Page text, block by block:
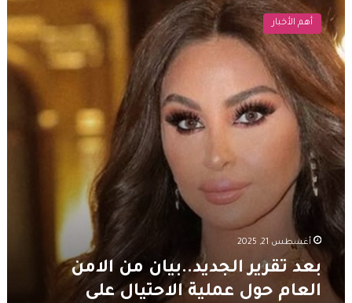
تقرير
الجديد..بيان
من
الامن
العام
حول
عملية
الاحتيال
على
الفنانة
أهم الأخبار
أغسطس 21, 2025
بعد تقرير الجديد..بيان من الامن
العام حول عملية الاحتيال على